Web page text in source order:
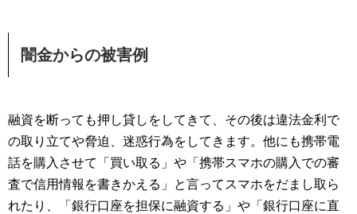
闇金からの被害例
融資を断っても押し貸しをしてきて、その後は違法金利で
の取り立てや脅迫、迷惑行為をしてきます。他にも携帯電
話を購入させて「買い取る」や「携帯スマホの購入での審
査で信用情報を書きかえる」と言ってスマホをだまし取ら
れたり、「銀行口座を担保に融資する」や「銀行口座に直